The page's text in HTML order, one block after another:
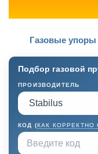
Газовые упоры
Подбор газовой
ПРОИЗВОДИТЕЛЬ
КОД (КАК КОРРЕКТНО